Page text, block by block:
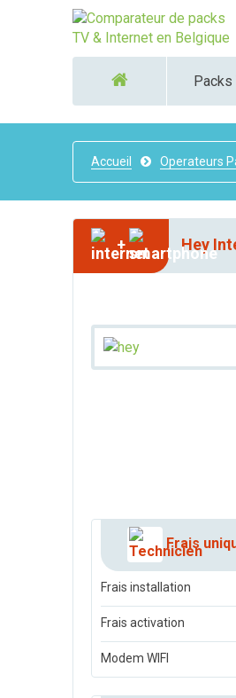
Packs
Accueil Operateurs
+ Hey
Frais
Frais installation
Frais activation
Modem WIFI